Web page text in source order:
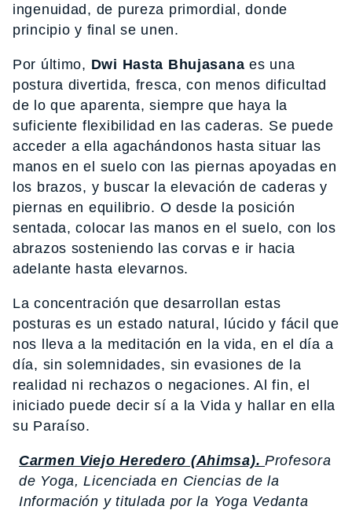
ingenuidad, de pureza primordial, donde
principio y final se unen.
Por último, Dwi Hasta Bhujasana es una
postura divertida, fresca, con menos dificultad
de lo que aparenta, siempre que haya la
suficiente flexibilidad en las caderas. Se puede
acceder a ella agachándonos hasta situar las
manos en el suelo con las piernas apoyadas en
los brazos, y buscar la elevación de caderas y
piernas en equilibrio. O desde la posición
sentada, colocar las manos en el suelo, con los
abrazos sosteniendo las corvas e ir hacia
adelante hasta elevarnos.
La concentración que desarrollan estas
posturas es un estado natural, lúcido y fácil que
nos lleva a la meditación en la vida, en el día a
día, sin solemnidades, sin evasiones de la
realidad ni rechazos o negaciones. Al fin, el
iniciado puede decir sí a la Vida y hallar en ella
su Paraíso.
Carmen Viejo Heredero (Ahimsa).Profesora
de Yoga, Licenciada en Ciencias de la
Información y titulada por la Yoga Vedanta